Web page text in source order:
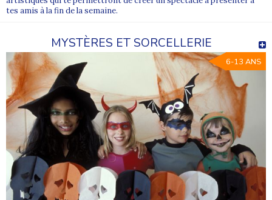
tes amis à la fin de la semaine.
MYSTÈRES ET SORCELLERIE
6-13 ANS